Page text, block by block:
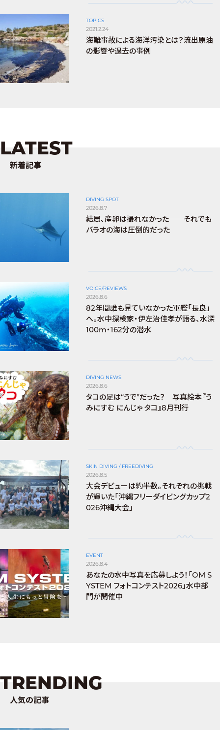
TOPICS
2021.2.24
海難事故による海洋汚染とは？流出原油
の影響や過去の事例
LATEST
新着記事
DIVING SPOT
2026.8.7
結局、産卵は撮れなかった──それでも
パラオの海は圧倒的だった
VOICE/REVIEWS
2026.8.6
82年間誰も見ていなかった軍艦「長良」
へ。水中探検家・伊左治佳孝が語る、水深
100m・162分の潜水
DIVING NEWS
2026.8.6
タコの足は“うで”だった？ 写真絵本『う
みにすむ にんじゃ タコ』8月刊行
SKIN DIVING / FREEDIVING
2026.8.5
大会デビューは約半数。それぞれの挑戦
が輝いた「沖縄フリーダイビングカップ2
026沖縄大会」
EVENT
2026.8.4
あなたの水中写真を応募しよう！「OM S
YSTEM フォトコンテスト2026」水中部
門が開催中
TRENDING
人気の記事